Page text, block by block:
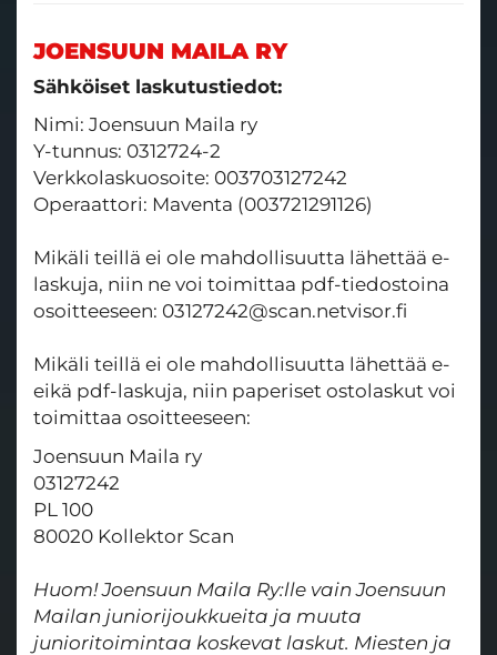
JOENSUUN MAILA RY
Sähköiset laskutustiedot:
Nimi: Joensuun Maila ry
Y-tunnus: 0312724-2
Verkkolaskuosoite: 003703127242
Operaattori: Maventa (003721291126)
​​​​​​​Mikäli teillä ei ole mahdollisuutta lähettää e-
laskuja, niin ne voi toimittaa pdf-tiedostoina
osoitteeseen: 03127242@scan.netvisor.fi
Mikäli teillä ei ole mahdollisuutta lähettää e-
eikä pdf-laskuja, niin paperiset ostolaskut voi
toimittaa osoitteeseen:
Joensuun Maila ry
03127242
PL 100
80020 Kollektor Scan
Huom! Joensuun Maila Ry:lle vain Joensuun
Mailan juniorijoukkueita ja muuta
junioritoimintaa koskevat laskut. Miesten ja